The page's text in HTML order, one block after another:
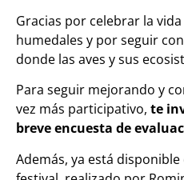
Gracias por celebrar la
humedales y por seguir
donde las aves y sus
Para seguir mejorando y
vez más participativo, te
breve encuesta de
Además, ya está